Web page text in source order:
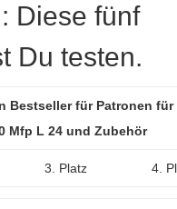
Diese fünf
Du testen.
Bestseller für Patronen
Mfp L 24 und Zubehör
3. Platz 4.